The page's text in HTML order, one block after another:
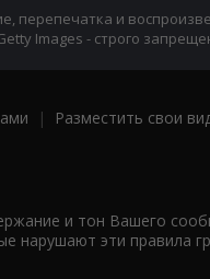
перепечатка и
Images - строго
| Разместить свои
и тон Вашего
эти правила